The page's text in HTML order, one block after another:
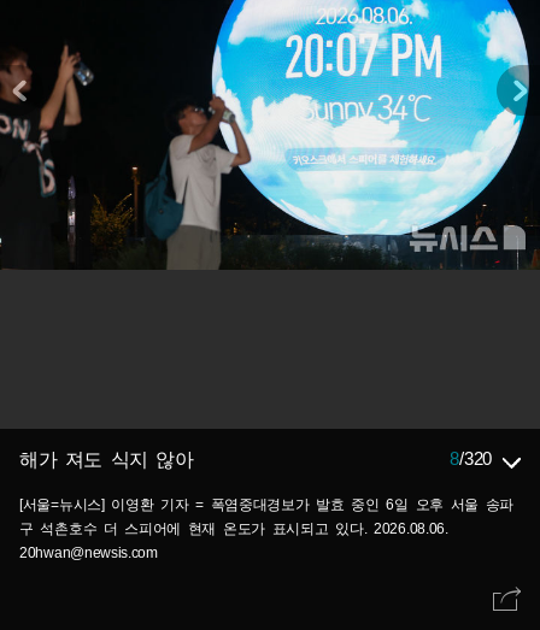
해가 져도 식지 않아 8/320
[서울=뉴시스] 이영환 기자 = 폭염중대경보가 발효 중인 6일 오후 서울 송파
구 석촌호수 더 스피어에 현재 온도가 표시되고 있다. 2026.08.06.
20hwan@newsis.com